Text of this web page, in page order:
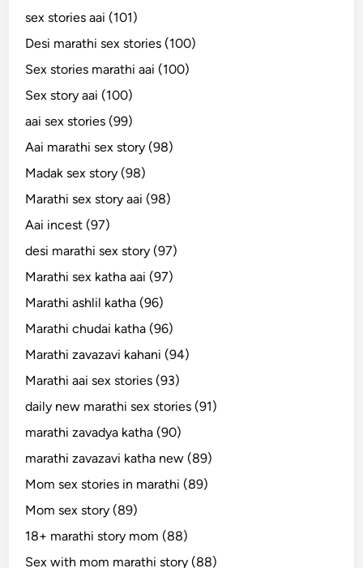
sex stories aai (101)
Desi marathi sex stories (100)
Sex stories marathi aai (100)
Sex story aai (100)
aai sex stories (99)
Aai marathi sex story (98)
Madak sex story (98)
Marathi sex story aai (98)
Aai incest (97)
desi marathi sex story (97)
Marathi sex katha aai (97)
Marathi ashlil katha (96)
Marathi chudai katha (96)
Marathi zavazavi kahani (94)
Marathi aai sex stories (93)
daily new marathi sex stories (91)
marathi zavadya katha (90)
marathi zavazavi katha new (89)
Mom sex stories in marathi (89)
Mom sex story (89)
18+ marathi story mom (88)
Sex with mom marathi story (88)